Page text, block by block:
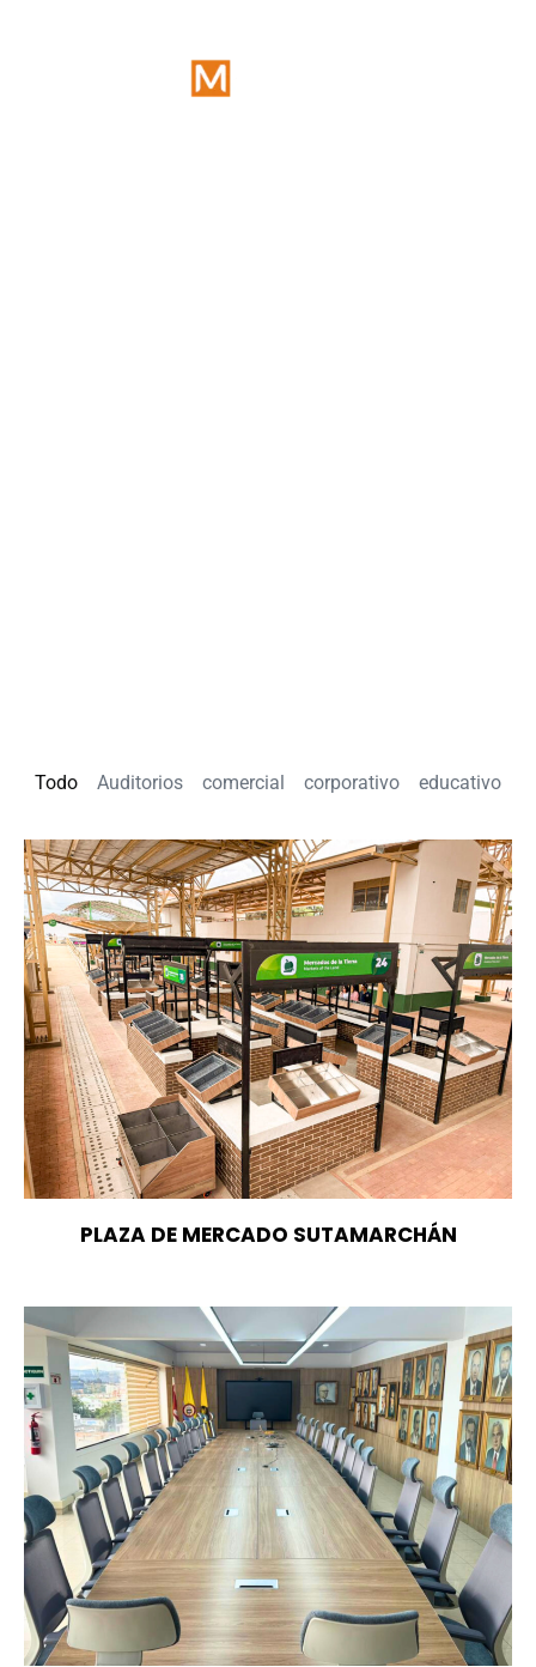
Auditorios comercial corporativo educativo
Todo
PLAZA DE MERCADO SUTAMARCHÁN